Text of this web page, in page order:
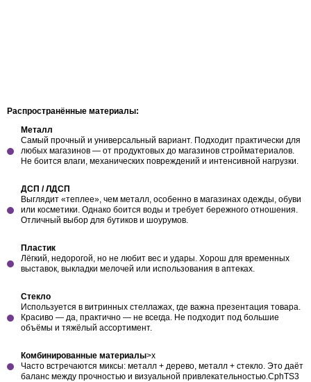
Распространённые материалы:
Металл
Самый прочный и универсальный вариант. Подходит практически для
любых магазинов — от продуктовых до магазинов стройматериалов.
Не боится влаги, механических повреждений и интенсивной нагрузки.
ДСП / ЛДСП
Выглядит «теплее», чем металл, особенно в магазинах одежды, обуви
или косметики. Однако боится воды и требует бережного отношения.
Отличный выбор для бутиков и шоурумов.
Пластик
Лёгкий, недорогой, но не любит вес и удары. Хорош для временных
выставок, выкладки мелочей или использования в аптеках.
Стекло
Используется в витринных стеллажах, где важна презентация товара.
Красиво — да, практично — не всегда. Не подходит под большие
объёмы и тяжёлый ассортимент.
Комбинированные материалы>x
Часто встречаются миксы: металл + дерево, металл + стекло. Это даёт
баланс между прочностью и визуальной привлекательностью.CphTS3